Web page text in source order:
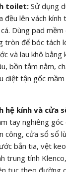
toilet:Sử dụng
đều lên vách kính
Dùng pad mềm
tròn để bóc tách
và lau khô bằng
bồn tắm nằm,
diệt tận gốc mầm
hệ kính và cửa
tay nghiêng góc
công, cửa sổ sổ
bắn tia, vệt
trung tính
tục theo đường